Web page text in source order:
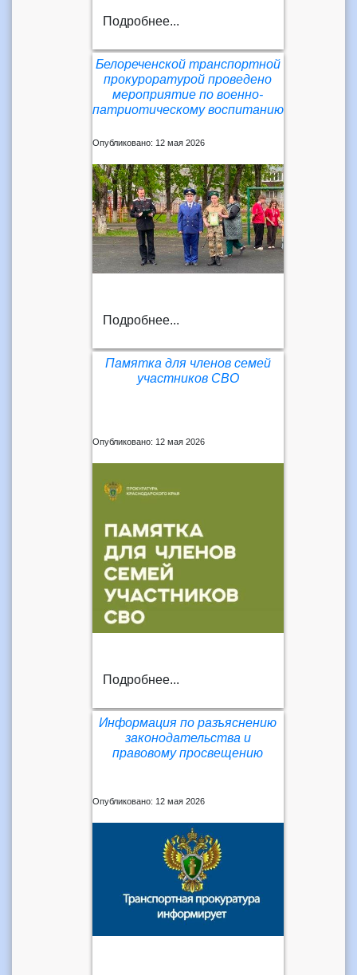
Подробнее...
Белореченской транспортной
прокуроратурой проведено
мероприятие по военно-
патриотическому воспитанию
Опубликовано: 12 мая 2026
Подробнее...
Памятка для членов семей
участников СВО
Опубликовано: 12 мая 2026
Подробнее...
Информация по разъяснению
законодательства и
правовому просвещению
Опубликовано: 12 мая 2026